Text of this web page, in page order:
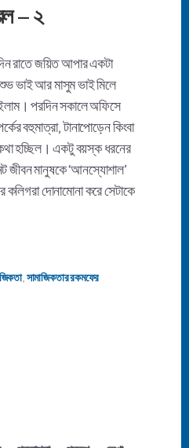
– ২
রাতে জয়িত আপার একটা
ভাই আর মাসুম ভাই মিলে
পরদিন সকালে অফিসে
বহুমাত্রা, টানাপোড়েন কিংবা
কথা হচ্ছিল। একটু বয়স্ক ধরনের
জীবন মানুষকে ‘আনস্যোশাল’
কলিগরা দোনামোনা করে সেটাকে
, সামাজিকতার রকমফের